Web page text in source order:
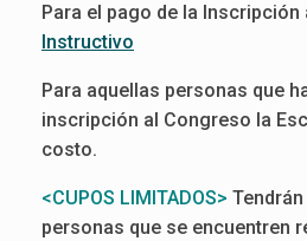
Para el pago de la Inscripción
Instructivo
Para aquellas personas que
inscripción al Congreso la
costo.
<CUPOS LIMITADOS>
personas que se encuentren